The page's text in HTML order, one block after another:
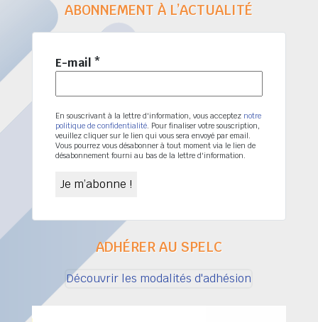
ABONNEMENT À L’ACTUALITÉ
E-mail *
En souscrivant à la lettre d'information, vous acceptez notre
politique de confidentialité. Pour finaliser votre souscription,
veuillez cliquer sur le lien qui vous sera envoyé par email.
Vous pourrez vous désabonner à tout moment via le lien de
désabonnement fourni au bas de la lettre d'information.
ADHÉRER AU SPELC
Découvrir les modalités d'adhésion